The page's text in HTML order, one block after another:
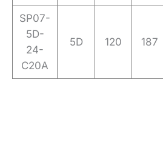
SP07-
5D-
24-
C20A
5D 120 187